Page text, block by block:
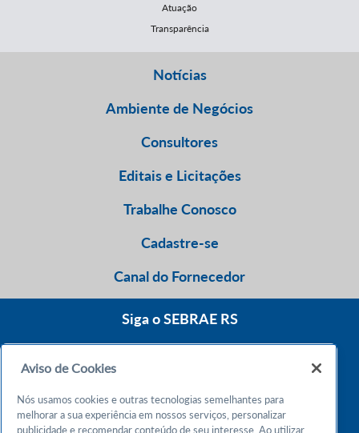
Atuação
Transparência
Notícias
Ambiente de Negócios
Consultores
Editais e Licitações
Trabalhe Conosco
Cadastre-se
Canal do Fornecedor
Siga o SEBRAE RS
Atendimento 24h
Aviso de Cookies
Nós usamos cookies e outras tecnologias semelhantes para
melhorar a sua experiência em nossos serviços, personalizar
publicidade e recomendar conteúdo de seu interesse. Ao utilizar